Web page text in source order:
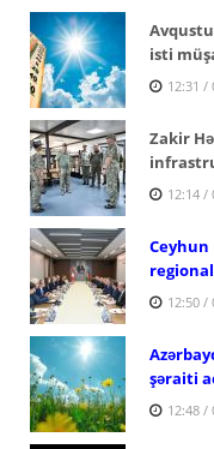
isti
12:31 /
Zakir
12:14 /
Ceyhun
12:50 /
şəraiti
12:48 /